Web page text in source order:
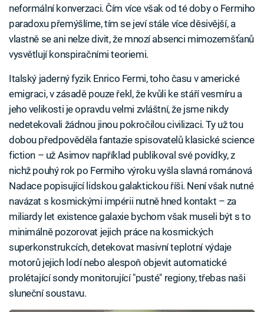
neformální konverzaci. Čím více však od té doby o Fermiho
paradoxu přemýšlíme, tím se jeví stále více děsivější, a
vlastně se ani nelze divit, že mnozí absenci mimozemšťanů
vysvětlují konspiračními teoriemi.
Italský jaderný fyzik Enrico Fermi, toho času v americké
emigraci, v zásadě pouze řekl, že kvůli ke stáří vesmíru a
jeho velikosti je opravdu velmi zvláštní, že jsme nikdy
nedetekovali žádnou jinou pokročilou civilizaci. Ty už tou
dobou předpověděla fantazie spisovatelů klasické science
fiction – už Asimov například publikoval své povídky, z
nichž pouhý rok po Fermiho výroku vyšla slavná románová
Nadace popisující lidskou galaktickou říši. Není však nutné
navázat s kosmickými impérii nutně hned kontakt – za
miliardy let existence galaxie bychom však museli být s to
minimálně pozorovat jejich práce na kosmických
superkonstrukcích, detekovat masivní teplotní výdaje
motorů jejich lodí nebo alespoň objevit automatické
prolétající sondy monitorující "pusté" regiony, třebas naši
sluneční soustavu.